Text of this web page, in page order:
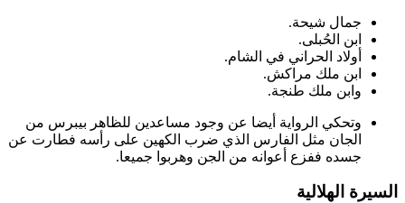
جمال شيحة.
ابن الحُبلى.
أولاد الحراني في الشام.
ابن ملك مراكش.
وابن ملك طنجة.
وتحكي الرواية أيضا عن وجود مساعدين للظاهر بيبرس من
الجان مثل الفارس الذي ضرب الكهين على رأسه فطارت عن
جسده ففزع أعوانه من الجن وهربوا جميعا.
السيرة الهلالية